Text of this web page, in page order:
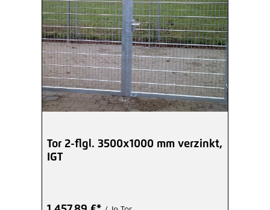
Tor 2-flgl. 3500x1000 mm verzinkt,
IGT